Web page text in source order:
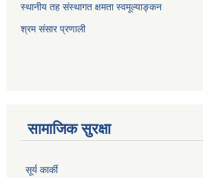
स्थानीय तह संस्थागत क्षमता स्वमूल्याङ्कन
श्रम संसार प्रणाली
सामाजिक सुरक्षा
सूर्य कार्की